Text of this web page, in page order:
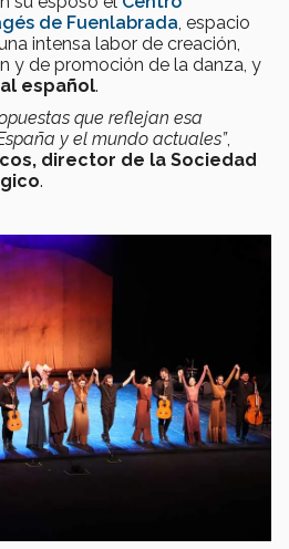
de Fuenlabrada , espacio
intensa labor de creación,
y de promoción de la danza, y
español.
que reflejan esa
y el mundo actuales”,
director de la Sociedad
.